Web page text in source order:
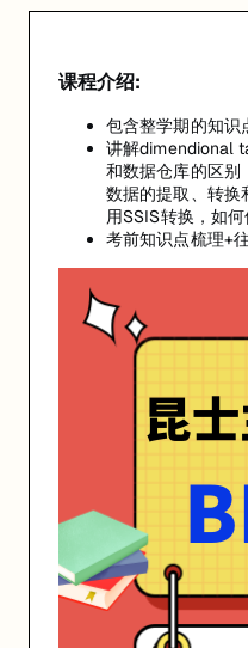
课程介绍:
包含整学期的知识
讲解dimendional
和数据仓库的区别
数据的提取、转换
用SSIS转换，如
考前知识点梳理+